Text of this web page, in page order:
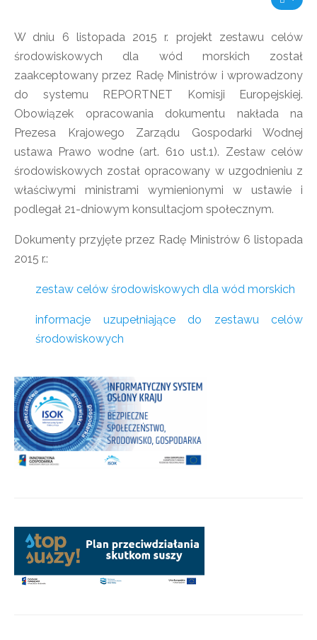
W dniu 6 listopada 2015 r. projekt zestawu celów
środowiskowych dla wód morskich został
zaakceptowany przez Radę Ministrów i wprowadzony
do systemu REPORTNET Komisji Europejskiej.
Obowiązek opracowania dokumentu nakłada na
Prezesa Krajowego Zarządu Gospodarki Wodnej
ustawa Prawo wodne (art. 61o ust.1). Zestaw celów
środowiskowych został opracowany w uzgodnieniu z
właściwymi ministrami wymienionymi w ustawie i
podlegał 21-dniowym konsultacjom społecznym.
Dokumenty przyjęte przez Radę Ministrów 6 listopada
2015 r.:
zestaw celów środowiskowych dla wód morskich
informacje uzupełniające do zestawu celów
środowiskowych